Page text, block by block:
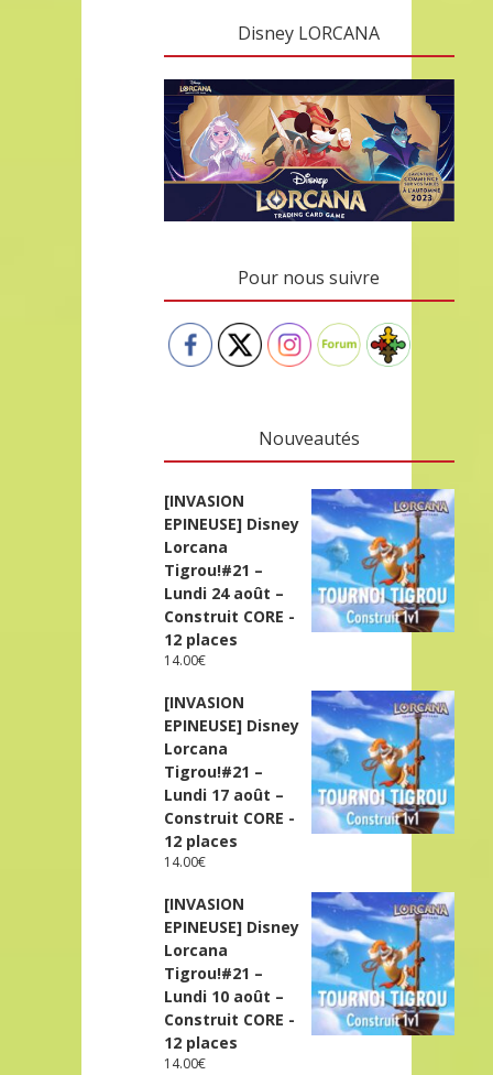
Disney LORCANA
Pour nous suivre
Nouveautés
[INVASION
EPINEUSE] Disney
Lorcana
Tigrou!#21 –
Lundi 24 août –
Construit CORE -
12 places
14.00€
[INVASION
EPINEUSE] Disney
Lorcana
Tigrou!#21 –
Lundi 17 août –
Construit CORE -
12 places
14.00€
[INVASION
EPINEUSE] Disney
Lorcana
Tigrou!#21 –
Lundi 10 août –
Construit CORE -
12 places
14.00€